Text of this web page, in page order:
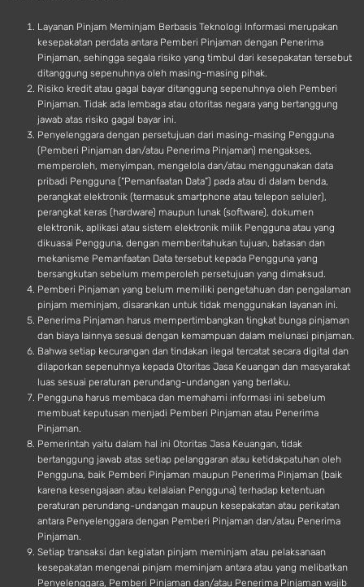
d
Layanan Pinjam Meminjam Berbasis Teknologi Informasi merupakan
kesepakatan perdata antara Pemberi Pinjaman dengan Penerima
Pinjaman, sehingga segala risiko yang timbul dari kesepakatan tersebut
ditanggung sepenuhnya oleh masing-masing pihak.
Risiko kredit atau gagal bayar ditanggung sepenuhnya oleh Pemberi
Pinjaman. Tidak ada lembaga atau otoritas negara yang bertanggung
jawab atas risiko gagal bayar ini.
Penyelenggara dengan persetujuan dari masing-masing Pengguna
(Pemberi Pinjaman dan/atau Penerima Pinjaman) mengakses,
memperoleh, menyimpan, mengelola dan/atau menggunakan data
pribadi Pengguna (“Pemanfaatan Data”) pada atau di dalam benda,
perangkat elektronik (termasuk smartphone atau telepon seluler),
perangkat keras (hardware) maupun lunak (software), dokumen
elektronik, aplikasi atau sistem elektronik milik Pengguna atau yang
dikuasai Pengguna, dengan memberitahukan tujuan, batasan dan
mekanisme Pemanfaatan Data tersebut kepada Pengguna yang
bersangkutan sebelum memperoleh persetujuan yang dimaksud.
Pemberi Pinjaman yang belum memiliki pengetahuan dan pengalaman
pinjam meminjam, disarankan untuk tidak menggunakan layanan ini.
Penerima Pinjaman harus mempertimbangkan tingkat bunga pinjaman
dan biaya lainnya sesuai dengan kemampuan dalam melunasi pinjaman.
Bahwa setiap kecurangan dan tindakan ilegal tercatat secara digital dan
dilaporkan sepenuhnya kepada Otoritas Jasa Keuangan dan masyarakat
luas sesuai peraturan perundang-undangan yang berlaku.
Pengguna harus membaca dan memahami informasi ini sebelum
membuat keputusan menjadi Pemberi Pinjaman atau Penerima
Pinjaman.
Pemerintah yaitu dalam hal ini Otoritas Jasa Keuangan, tidak
bertanggung jawab atas setiap pelanggaran atau ketidakpatuhan oleh
Pengguna, baik Pemberi Pinjaman maupun Penerima Pinjaman (baik
karena kesengajaan atau kelalaian Pengguna) terhadap ketentuan
peraturan perundang-undangan maupun kesepakatan atau perikatan
antara Penyelenggara dengan Pemberi Pinjaman dan/atau Penerima
Pinjaman.
Setiap transaksi dan kegiatan pinjam meminjam atau pelaksanaan
kesepakatan mengenai pinjam meminjam antara atau yang melibatkan
Penyelenggara, Pemberi Pinjaman dan/atau Penerima Pinjaman wajib